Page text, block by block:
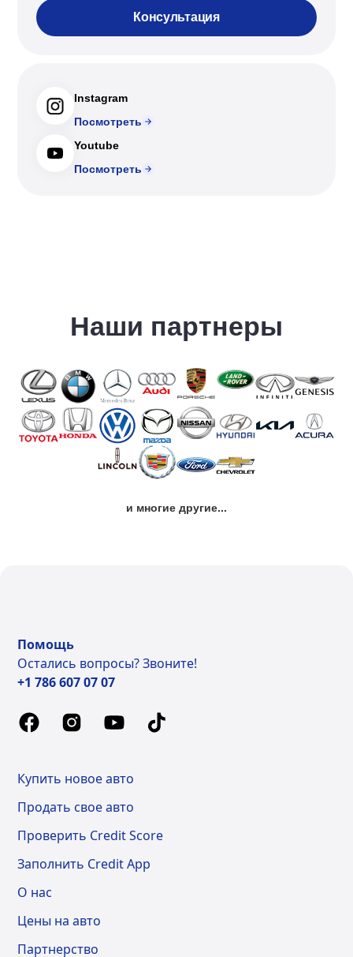
Консультация
Instagram
Посмотреть
Youtube
Посмотреть
Наши партнеры
и многие другие...
Помощь
Остались вопросы? Звоните!
+1 786 607 07 07
Купить новое авто
Продать свое авто
Проверить Credit Score
Заполнить Credit App
О нас
Цены на авто
Партнерство